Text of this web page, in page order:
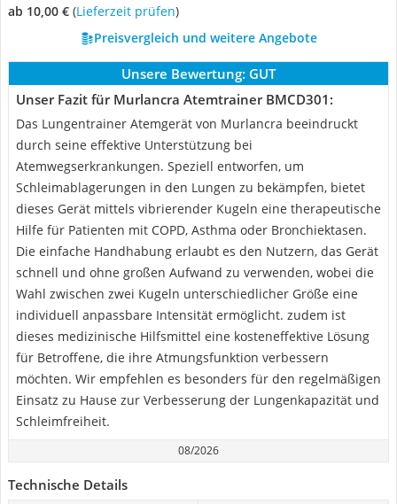
ab 10,00 € (Lieferzeit prüfen)
Preisvergleich und weitere Angebote
Unsere Bewertung: GUT
Unser Fazit für Murlancra Atemtrainer BMCD301:
Das Lungentrainer Atemgerät von Murlancra beeindruckt
durch seine effektive Unterstützung bei
Atemwegserkrankungen. Speziell entworfen, um
Schleimablagerungen in den Lungen zu bekämpfen, bietet
dieses Gerät mittels vibrierender Kugeln eine therapeutische
Hilfe für Patienten mit COPD, Asthma oder Bronchiektasen.
Die einfache Handhabung erlaubt es den Nutzern, das Gerät
schnell und ohne großen Aufwand zu verwenden, wobei die
Wahl zwischen zwei Kugeln unterschiedlicher Größe eine
individuell anpassbare Intensität ermöglicht. zudem ist
dieses medizinische Hilfsmittel eine kosteneffektive Lösung
für Betroffene, die ihre Atmungsfunktion verbessern
möchten. Wir empfehlen es besonders für den regelmäßigen
Einsatz zu Hause zur Verbesserung der Lungenkapazität und
Schleimfreiheit.
08/2026
Technische Details